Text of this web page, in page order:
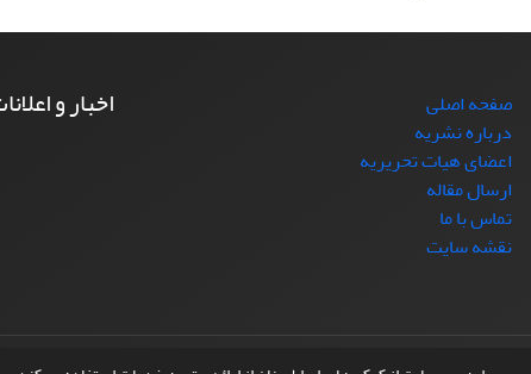
صفحه اصلی
درباره نشریه
اعضای هیات تحریریه
ارسال مقاله
تماس با ما
نقشه سایت
اخبار و